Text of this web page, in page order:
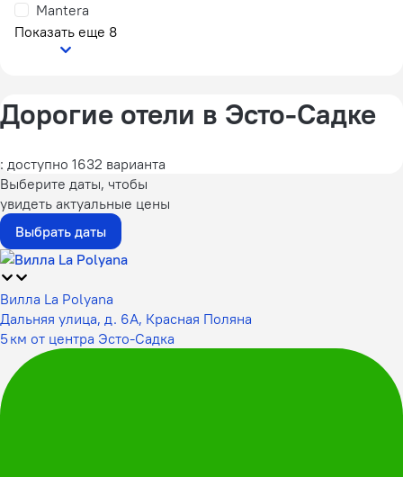
Mantera
Показать еще 8
Дорогие отели в Эсто-Садке
: доступно 1632 варианта
Выберите даты, чтобы
увидеть актуальные цены
Выбрать даты
Вилла La Polyana
Дальняя улица, д. 6А, Красная Поляна
5 км от центра Эсто-Садка